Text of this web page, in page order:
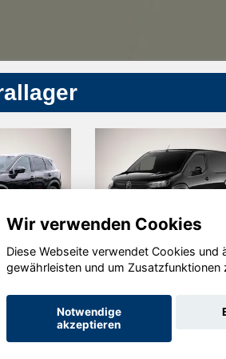
Citroën
Berlingo
Wir verwenden Cookies
Diese Webseite verwendet Cookies
gewährleisten und um Zusatzfunktionen
Notwendige
akzeptieren